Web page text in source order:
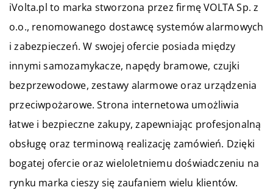
iVolta.pl to marka stworzona przez firmę VOLTA Sp. z
o.o., renomowanego dostawcę systemów alarmowych
i zabezpieczeń. W swojej ofercie posiada między
innymi samozamykacze, napędy bramowe, czujki
bezprzewodowe, zestawy alarmowe oraz urządzenia
przeciwpożarowe. Strona internetowa umożliwia
łatwe i bezpieczne zakupy, zapewniając profesjonalną
obsługę oraz terminową realizację zamówień. Dzięki
bogatej ofercie oraz wieloletniemu doświadczeniu na
rynku marka cieszy się zaufaniem wielu klientów.